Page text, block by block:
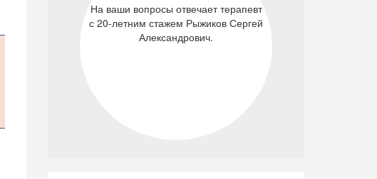
На ваши вопросы отвечает терапевт
с 20-летним стажем Рыжиков Сергей
Александрович.